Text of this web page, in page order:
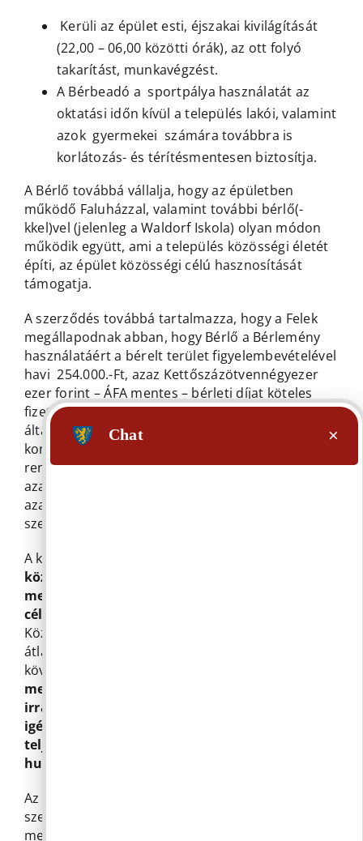
Kerüli az épület esti, éjszakai kivilágítását
(22,00 – 06,00 közötti órák), az ott folyó
takarítást, munkavégzést.
A Bérbeadó a sportpálya használatát az
oktatási időn kívül a település lakói, valamint
azok gyermekei számára továbbra is
korlátozás- és térítésmentesen biztosítja.
A Bérlő továbbá vállalja, hogy az épületben
működő Faluházzal, valamint további bérlő(-
kkel)vel (jelenleg a Waldorf Iskola) olyan módon
működik együtt, ami a település közösségi életét
építi, az épület közösségi célú hasznosítását
támogatja.
A szerződés továbbá tartalmazza, hogy a Felek
megállapodnak abban, hogy Bérlő a Bérlemény
használatáért a bérelt terület figyelembevételével
havi 254.000.-Ft, azaz Kettőszázötvennégyezer
ezer forint – ÁFA mentes – bérleti díjat köteles
fizetni. A Bérlő a Bérbeadó által a bérleménybe
általa szervezett programok (pl: filmvetítés,
koncert, Science caffee, Kocsmakvíz stb…) után
rendezvényenként a havi bérleti díjból 25.000.-Ft,
azaz Huszonötezer forint, legfeljebb 50.000.-Ft,
azaz Ötvenezer forint kedvezményre jogosult. A
szerződést jövőre újra felülvizsgálják.
A képviselők elfogadták a javaslatot
közzétételi lista létrehozásáról szerződések és
megrendelések nyilvánosságra hozatala
céljából.
Község Önkormányzatának pénzügyi
átláthatóságának és gazdálkodásának nyomon
követhetőségének javítása,
menni az egyébként gyakran előforduló
irracionális mennyiségű közadat
igényléseknek és ezáltal kiváltani azok
teljesítésére fordított hatalmas
humánerőforrást.
Az automatikus közzétételi listában szereplő
szerződések esetében az Infotv. 1. számú
melléklet III. fejezet 4. pontjában rögzített ötmillió